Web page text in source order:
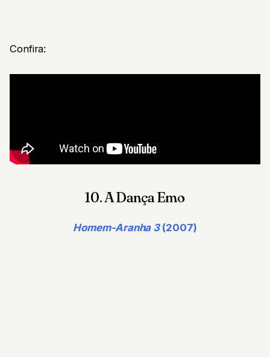
Confira:
10. A Dança Emo
Homem-Aranha 3(2007)